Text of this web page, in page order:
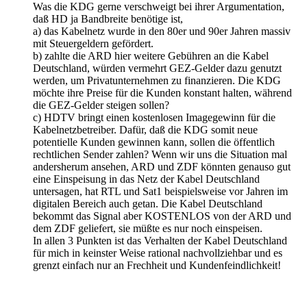
Was die KDG gerne verschweigt bei ihrer Argumentation,
daß HD ja Bandbreite benötige ist,
a) das Kabelnetz wurde in den 80er und 90er Jahren massiv
mit Steuergeldern gefördert.
b) zahlte die ARD hier weitere Gebühren an die Kabel
Deutschland, würden vermehrt GEZ-Gelder dazu genutzt
werden, um Privatunternehmen zu finanzieren. Die KDG
möchte ihre Preise für die Kunden konstant halten, während
die GEZ-Gelder steigen sollen?
c) HDTV bringt einen kostenlosen Imagegewinn für die
Kabelnetzbetreiber. Dafür, daß die KDG somit neue
potentielle Kunden gewinnen kann, sollen die öffentlich
rechtlichen Sender zahlen? Wenn wir uns die Situation mal
andersherum ansehen, ARD und ZDF könnten genauso gut
eine Einspeisung in das Netz der Kabel Deutschland
untersagen, hat RTL und Sat1 beispielsweise vor Jahren im
digitalen Bereich auch getan. Die Kabel Deutschland
bekommt das Signal aber KOSTENLOS von der ARD und
dem ZDF geliefert, sie müßte es nur noch einspeisen.
In allen 3 Punkten ist das Verhalten der Kabel Deutschland
für mich in keinster Weise rational nachvollziehbar und es
grenzt einfach nur an Frechheit und Kundenfeindlichkeit!